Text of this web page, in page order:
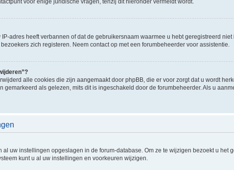
adres heeft verbannen of dat de gebruikersnaam waarmee u hebt geregistreerd
zich registeren. Neem contact op met een forumbeheerder voor assistentie.
alle cookies die zijn aangemaakt door phpBB, die er voor zorgt dat u wordt
als gelezen, mits dit is ingeschakeld door de forumbeheerder. Als u
uw instellingen opgeslagen in de forum-database. Om ze te wijzigen bezoekt u
kunt u al uw instellingen en voorkeuren wijzigen.